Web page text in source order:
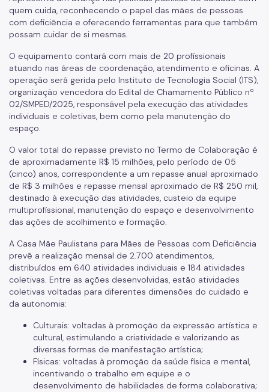
quem cuida, reconhecendo o papel das mães de pessoas
com deficiência e oferecendo ferramentas para que também
possam cuidar de si mesmas.
O equipamento contará com mais de 20 profissionais
atuando nas áreas de coordenação, atendimento e oficinas. A
operação será gerida pelo Instituto de Tecnologia Social (ITS),
organização vencedora do Edital de Chamamento Público nº
02/SMPED/2025, responsável pela execução das atividades
individuais e coletivas, bem como pela manutenção do
espaço.
O valor total do repasse previsto no Termo de Colaboração é
de aproximadamente R$ 15 milhões, pelo período de 05
(cinco) anos, correspondente a um repasse anual aproximado
de R$ 3 milhões e repasse mensal aproximado de R$ 250 mil,
destinado à execução das atividades, custeio da equipe
multiprofissional, manutenção do espaço e desenvolvimento
das ações de acolhimento e formação.
A Casa Mãe Paulistana para Mães de Pessoas com Deficiência
prevê a realização mensal de 2.700 atendimentos,
distribuídos em 640 atividades individuais e 184 atividades
coletivas. Entre as ações desenvolvidas, estão atividades
coletivas voltadas para diferentes dimensões do cuidado e
da autonomia:
Culturais: voltadas à promoção da expressão artística e
cultural, estimulando a criatividade e valorizando as
diversas formas de manifestação artística;
Físicas: voltadas à promoção da saúde física e mental,
incentivando o trabalho em equipe e o
desenvolvimento de habilidades de forma colaborativa;